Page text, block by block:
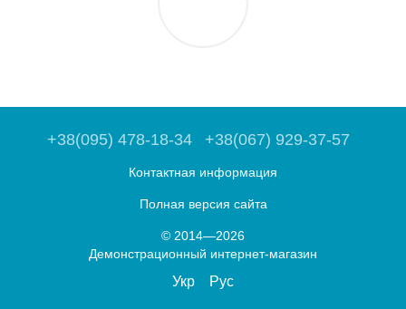
+38(095) 478-18-34 +38(067) 929-37-57
Контактная информация
Полная версия сайта
© 2014—2026
Демонстрационный интернет-магазин
Укр Рус